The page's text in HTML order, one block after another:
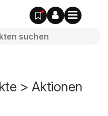
> Aktionen